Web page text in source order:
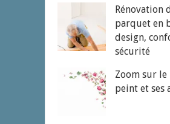
Rénovation
parquet en
design,
sécurité
Zoom sur
peint et ses